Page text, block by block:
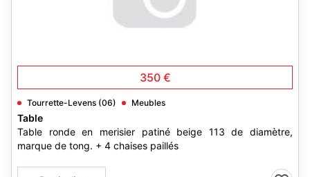
350 €
Tourrette-Levens (06) Meubles
Table
Table ronde en merisier patiné beige 113 de diamètre,
marque de tong. + 4 chaises paillés